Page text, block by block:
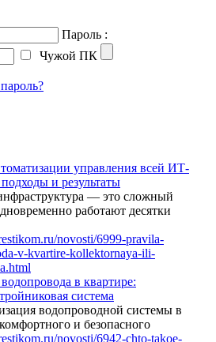
Пароль :
Чужой ПК
управления всей ИТ-
и результаты
— это сложный
работают десятки
в квартире:
система
водопроводной системы в
и безопасного